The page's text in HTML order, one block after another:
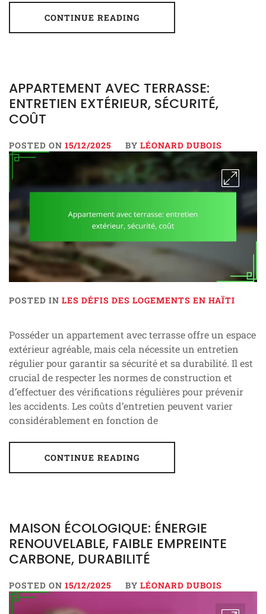
CONTINUE READING
APPARTEMENT AVEC TERRASSE:
ENTRETIEN EXTÉRIEUR, SÉCURITÉ,
COÛT
POSTED ON 15/12/2025 BY LÉONARD DUBOIS
POSTED IN LES DÉFIS DES LOGEMENTS EN HAÏTI
Posséder un appartement avec terrasse offre un espace
extérieur agréable, mais cela nécessite un entretien
régulier pour garantir sa sécurité et sa durabilité. Il est
crucial de respecter les normes de construction et
d’effectuer des vérifications régulières pour prévenir
les accidents. Les coûts d’entretien peuvent varier
considérablement en fonction de
CONTINUE READING
MAISON ÉCOLOGIQUE: ÉNERGIE
RENOUVELABLE, FAIBLE EMPREINTE
CARBONE, DURABILITÉ
POSTED ON 15/12/2025 BY LÉONARD DUBOIS